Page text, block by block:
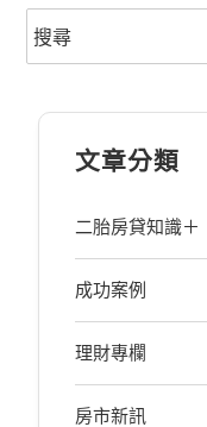
文章分類
二胎房貸知識＋
成功案例
理財專欄
房市新訊